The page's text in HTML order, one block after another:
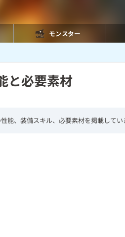
モンスター
と必要素材
能、装備スキル、必要素材を掲載してい